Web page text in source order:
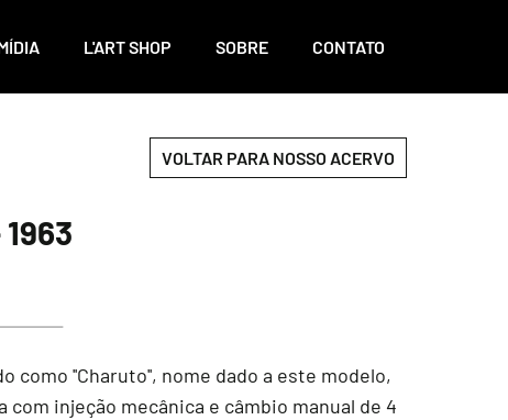
L'ART SHOP SOBRE CONTATO
VOLTAR PARA NOSSO ACERVO
como ''Charuto'', nome dado a este modelo,
injeção mecânica e câmbio manual de 4